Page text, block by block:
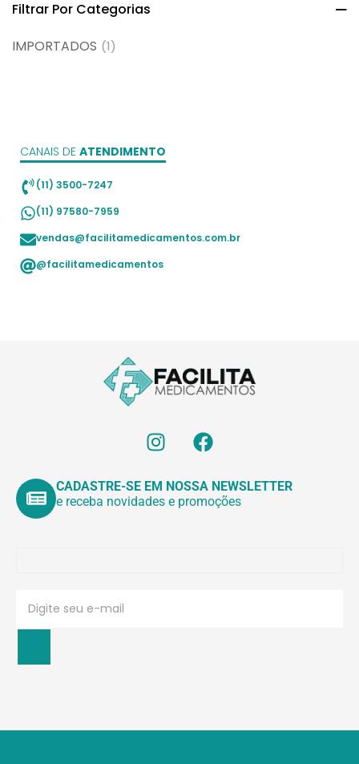
Filtrar Por Categorias
IMPORTADOS (1)
CANAIS DE ATENDIMENTO
(11) 3500-7247
(11) 97580-7959
vendas@facilitamedicamentos.com.br
@facilitamedicamentos
CADASTRE-SE EM NOSSA NEWSLETTER
e receba novidades e promoções